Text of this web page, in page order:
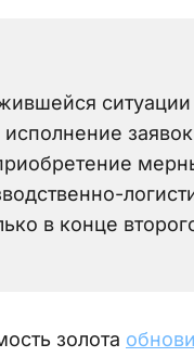
в конце
золота